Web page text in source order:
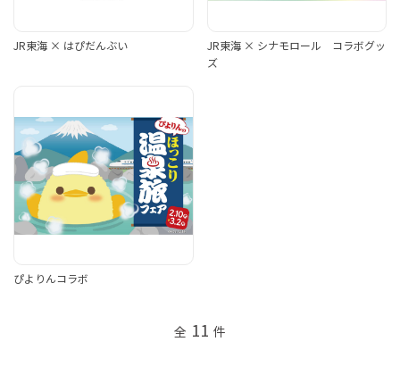
JR東海 × はぴだんぶい
JR東海 × シナモロール コラボグッ
ズ
ぴよりんコラボ
全 11 件